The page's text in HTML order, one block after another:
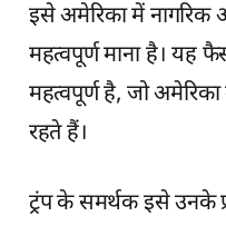
इसे अमेरिका में नागरिक
महत्वपूर्ण माना है। यह
महत्वपूर्ण है, जो
रहते हैं।
ट्रंप के समर्थक इसे उनके